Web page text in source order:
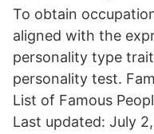
To obtain
aligned with the
personality type
personality test.
List of Famous
Last updated: July